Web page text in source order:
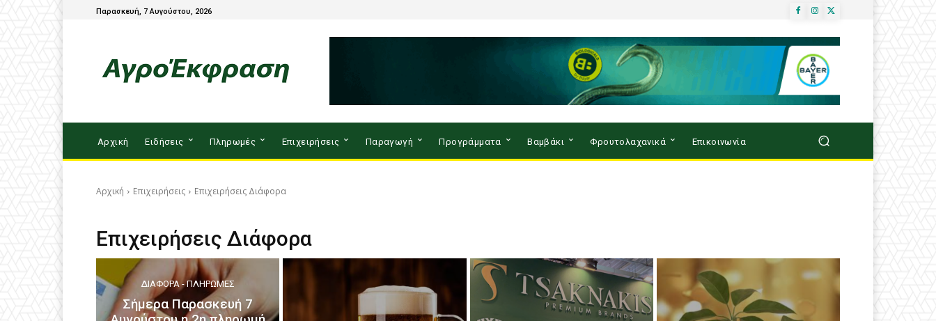
Παρασκευή, 7 Αυγούστου, 2026
Αρχική Ειδήσεις Πληρωμές Επιχειρήσεις Παραγωγή Προγράμματα Βαμβάκι Φρουτολαχανικά Επικοινωνία
Αρχική Επιχειρήσεις Επιχειρήσεις Διάφορα
Επιχειρήσεις Διάφορα
ΔΙΆΦΟΡΑ - ΠΛΗΡΩΜΈΣ
Σήμερα Παρασκευή 7